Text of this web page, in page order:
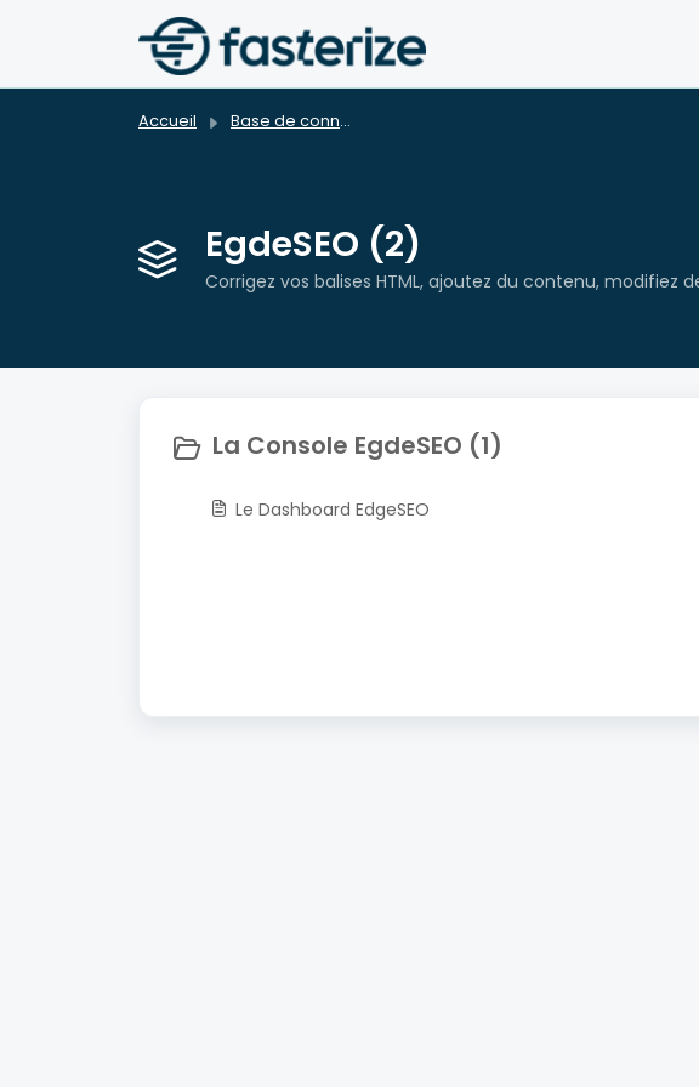
Passer au contenu principal
Accueil Base de connaissances
EgdeSEO (2)
Corrigez vos balises HTML, ajoutez du contenu,
La Console EgdeSEO (1)
Le Dashboard EdgeSEO